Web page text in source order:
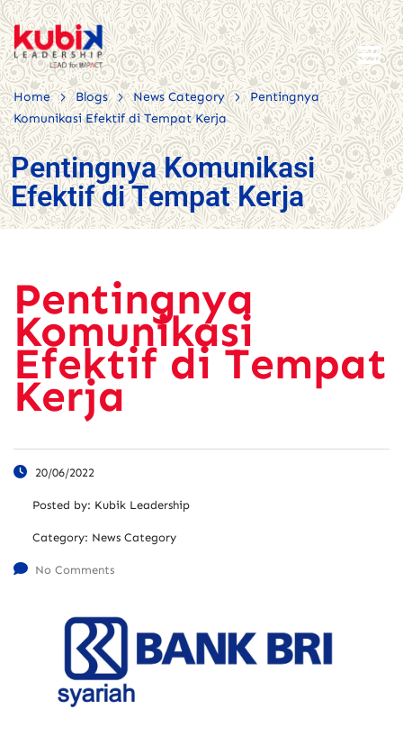
Home > Blogs > News Category >
Pentingnya
Komunikasi Efektif di Tempat Kerja
Pentingnya Komunikasi
Efektif di Tempat Kerja
Pentingnya
Komunikasi
Efektif di Tempat
Kerja
20/06/2022
Posted by: Kubik Leadership
Category: News Category
No Comments